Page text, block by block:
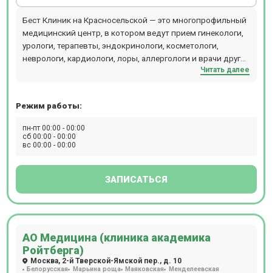
Бест Клиник на Красносельской — это многопрофильный
медицинский центр, в котором ведут прием гинекологи,
урологи, терапевты, эндокринологи, косметологи,
неврологи, кардиологи, лоры, аллергологи и врачи других
специальностей. Центр объединяет стационар,
физиотерапии, косметологии, пластической хирургии,
диагностическом отделении можно пройти КТ, МРТ
рентген, разные виды УЗИ, сдать экспресс-анализы
оборудование - аппарат ИВЛ Dixion, LigaSure, PLASMAJET,
Компьютерная томография проводится на томографе
SIEMENS SOMATOM go.Up. Магнитно-резонансная
томография проводится на томографе SIEMENS
Читать далее
Режим работы:
пн-пт 00:00 - 00:00
сб 00:00 - 00:00
вс 00:00 - 00:00
ЗАПИСАТЬСЯ
АО Медицина (клиника академика
Ройтберга)
Москва, 2-й Тверской-Ямской пер., д. 10
Белорусская Марьина роща Маяковская Менделеевская